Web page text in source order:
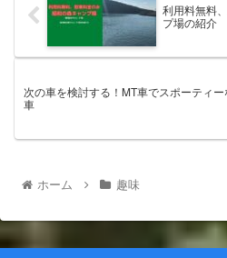
利用料無料
プ場の紹介
次の車を検討する！MT車でスポーティー
車
ホーム 趣味